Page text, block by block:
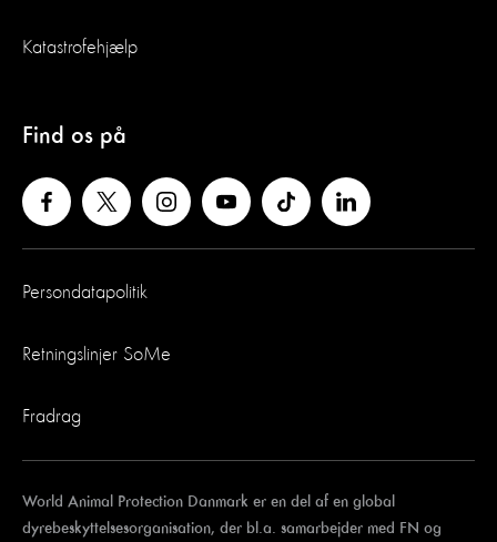
Katastrofehjælp
Find os på
Persondatapolitik
Retningslinjer SoMe
Fradrag
World Animal Protection Danmark er en del af en global
dyrebeskyttelsesorganisation, der bl.a. samarbejder med FN og